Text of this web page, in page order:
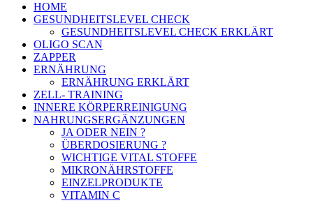
HOME
GESUNDHEITSLEVEL CHECK
GESUNDHEITSLEVEL CHECK ERKLÄRT
OLIGO SCAN
ZAPPER
ERNÄHRUNG
ERNÄHRUNG ERKLÄRT
ZELL- TRAINING
INNERE KÖRPERREINIGUNG
NAHRUNGSERGÄNZUNGEN
JA ODER NEIN ?
ÜBERDOSIERUNG ?
WICHTIGE VITAL STOFFE
MIKRONÄHRSTOFFE
EINZELPRODUKTE
VITAMIN C